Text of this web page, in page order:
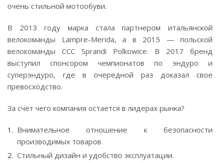
очень стильной мотообуви.
В 2013 году марка стала партнером итальянской
велокоманды Lampre-Merida, а в 2015 — польской
велокоманды CCC Sprandi Polkowice. В 2017 бренд
выступил спонсором чемпионатов по эндуро и
суперэндуро, где в очередной раз доказал свое
превосходство.
За счет чего компания остается в лидерах рынка?
Внимательное отношение к безопасности
производимых товаров.
Стильный дизайн и удобство эксплуатации.